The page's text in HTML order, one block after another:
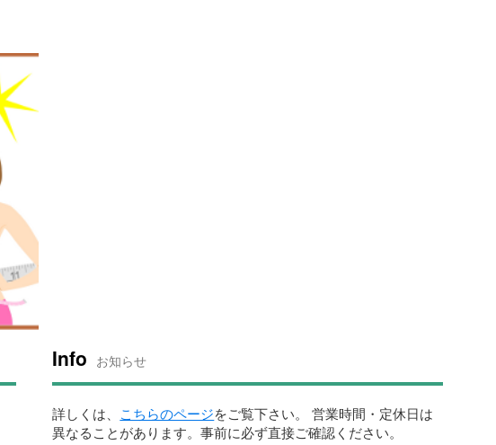
Info お知らせ
詳しくは、 こちらのページをご覧下さい。 営業時間・定休日は
異なることがあります。事前に必ず直接ご確認ください。